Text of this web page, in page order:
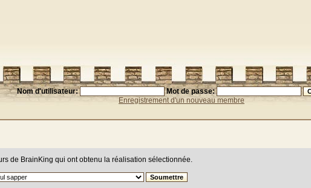
Nom d'utilisateur:
Mot de passe:
Enregistrement d'un nouveau membre
de BrainKing qui ont obtenu la réalisation sélectionnée.